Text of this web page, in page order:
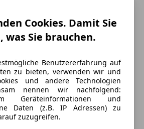
Cookies. Damit Sie
was Sie brauchen.
Benutzererfahrung auf
zu bieten, verwenden wir und
und andere Technologien
nennen wir nachfolgend:
Geräteinformationen und
Daten (z.B. IP Adressen) zu
zuzugreifen.